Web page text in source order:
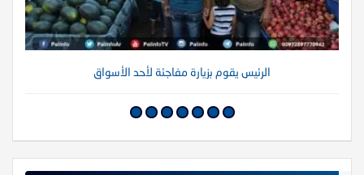
الرئيس يقوم بزيارة مفاجئة لأحد الأسواق